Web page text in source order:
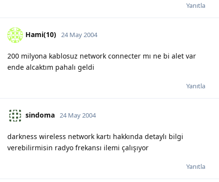
Yanıtla
Hami(10) 24 May 2004
200 milyona kablosuz network connecter mı ne bi alet var
ende alcaktım pahalı geldi
Yanıtla
sindoma 24 May 2004
darkness wireless network kartı hakkında detaylı bilgi
verebilirmisin radyo frekansı ilemi çalışıyor
Yanıtla